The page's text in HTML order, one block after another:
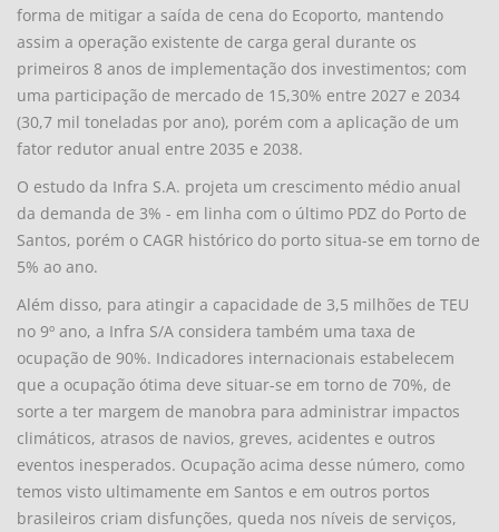
forma de mitigar a saída de cena do Ecoporto, mantendo
assim a operação existente de carga geral durante os
primeiros 8 anos de implementação dos investimentos; com
uma participação de mercado de 15,30% entre 2027 e 2034
(30,7 mil toneladas por ano), porém com a aplicação de um
fator redutor anual entre 2035 e 2038.
O estudo da Infra S.A. projeta um crescimento médio anual
da demanda de 3% - em linha com o último PDZ do Porto de
Santos, porém o CAGR histórico do porto situa-se em torno de
5% ao ano.
Além disso, para atingir a capacidade de 3,5 milhões de TEU
no 9º ano, a Infra S/A considera também uma taxa de
ocupação de 90%. Indicadores internacionais estabelecem
que a ocupação ótima deve situar-se em torno de 70%, de
sorte a ter margem de manobra para administrar impactos
climáticos, atrasos de navios, greves, acidentes e outros
eventos inesperados. Ocupação acima desse número, como
temos visto ultimamente em Santos e em outros portos
brasileiros criam disfunções, queda nos níveis de serviços,